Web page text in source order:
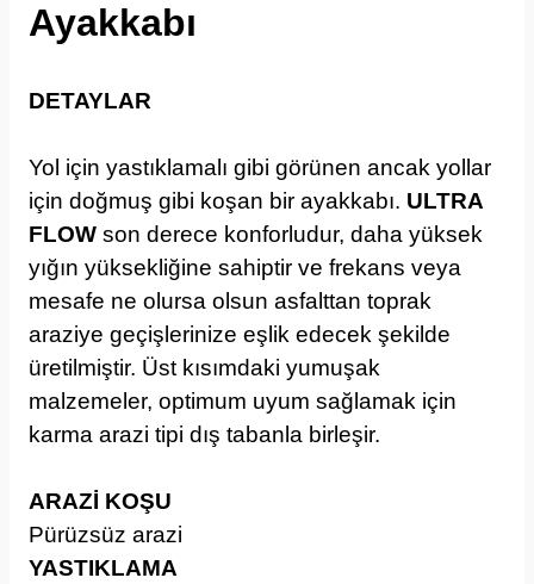
Ayakkabı
DETAYLAR
Yol için yastıklamalı gibi görünen ancak yollar
için doğmuş gibi koşan bir ayakkabı. ULTRA
FLOW son derece konforludur, daha yüksek
yığın yüksekliğine sahiptir ve frekans veya
mesafe ne olursa olsun asfalttan toprak
araziye geçişlerinize eşlik edecek şekilde
üretilmiştir. Üst kısımdaki yumuşak
malzemeler, optimum uyum sağlamak için
karma arazi tipi dış tabanla birleşir.
ARAZİ KOŞU
Pürüzsüz arazi
YASTIKLAMA